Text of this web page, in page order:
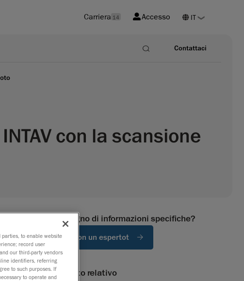
Carriera 14 Accesso
Contattaci
con la scansione
Hai bisogno di informazioni specifiche?
Parla con un espertot
Contenuto relativo
parties, to enable website
record user
our third-party vendors
identifiers, referring
to such purposes. If
to operate and